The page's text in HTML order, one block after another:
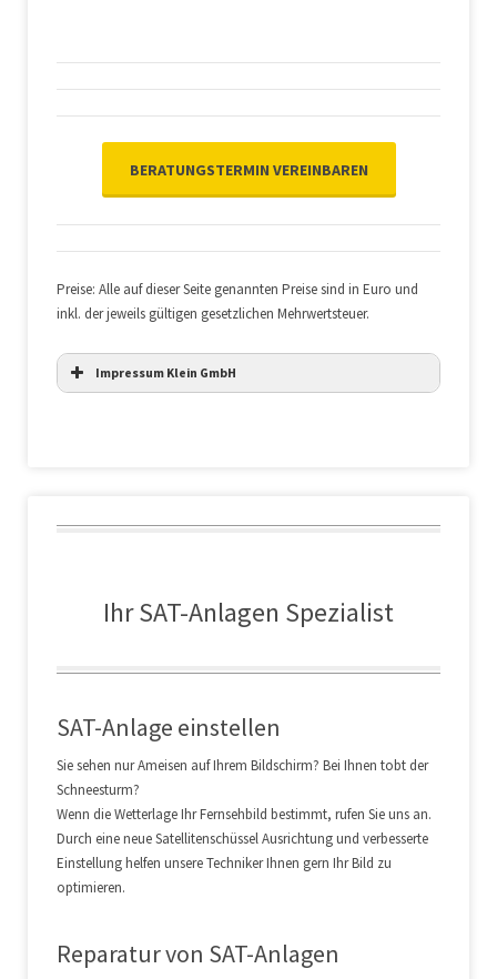
BERATUNGSTERMIN VEREINBAREN
Preise: Alle auf dieser Seite genannten Preise sind in Euro und
inkl. der jeweils gültigen gesetzlichen Mehrwertsteuer.
Impressum Klein GmbH
Ihr SAT-Anlagen Spezialist
SAT-Anlage einstellen
Sie sehen nur Ameisen auf Ihrem Bildschirm? Bei Ihnen tobt der
Schneesturm?
Wenn die Wetterlage Ihr Fernsehbild bestimmt, rufen Sie uns an.
Durch eine neue Satellitenschüssel Ausrichtung und verbesserte
Einstellung helfen unsere Techniker Ihnen gern Ihr Bild zu
optimieren.
Reparatur von SAT-Anlagen